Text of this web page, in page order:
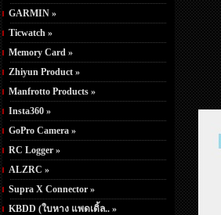
GARMIN »
Ticwatch »
Memory Card »
Zhiyun Product »
Manfrotto Products »
Insta360 »
GoPro Camera »
RC Logger »
ALZRC »
Supra X Connector »
KBDD (ใบหาง แพดเดิ้ล.. »